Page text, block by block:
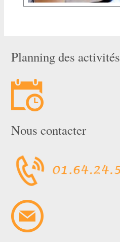
Planning des activités
Nous contacter